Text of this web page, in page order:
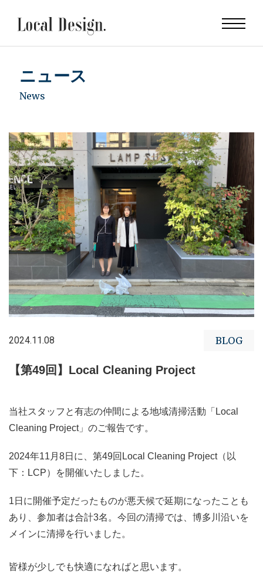
ニュース
News
2024.11.08 BLOG
【第49回】Local Cleaning Project
当社スタッフと有志の仲間による地域清掃活動「Local
Cleaning Project」のご報告です。
2024年11月8日に、第49回Local Cleaning Project（以
下：LCP）を開催いたしました。
1日に開催予定だったものが悪天候で延期になったことも
あり、参加者は合計3名。今回の清掃では、博多川沿いを
メインに清掃を行いました。
皆様が少しでも快適になればと思います。